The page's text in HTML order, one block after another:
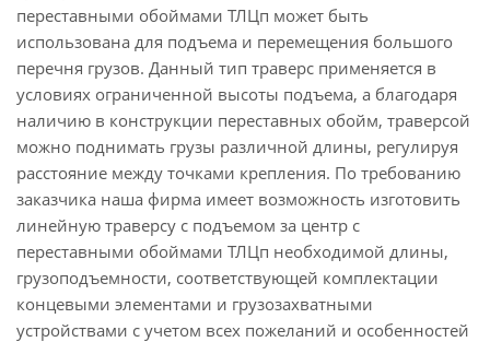
переставными обоймами ТЛЦп может быть
использована для подъема и перемещения большого
перечня грузов. Данный тип траверс применяется в
условиях ограниченной высоты подъема, а благодаря
наличию в конструкции переставных обойм, траверсой
можно поднимать грузы различной длины, регулируя
расстояние между точками крепления. По требованию
заказчика наша фирма имеет возможность изготовить
линейную траверсу с подъемом за центр с
переставными обоймами ТЛЦп необходимой длины,
грузоподъемности, соответствующей комплектации
концевыми элементами и грузозахватными
устройствами с учетом всех пожеланий и особенностей